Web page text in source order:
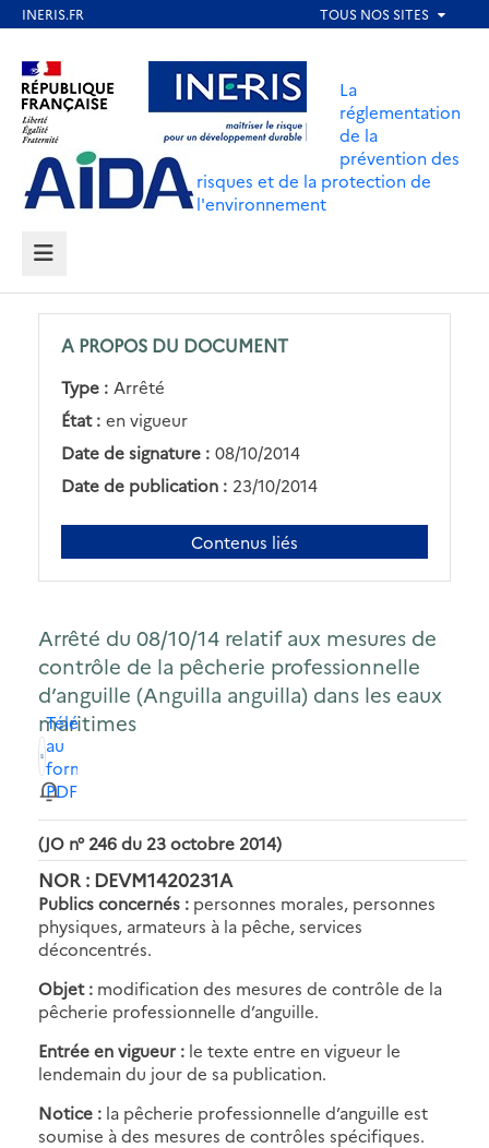
contenu
principal
Aller au contenu Aller au menu
Aller au pied de page
La
réglementation
de la
prévention des
risques et de la protection de
l'environnement
MENU
A PROPOS DU DOCUMENT
Type : Arrêté
État : en vigueur
Date de signature : 08/10/2014
Date de publication : 23/10/2014
Contenus liés
Arrêté du 08/10/14 relatif aux mesures de
contrôle de la pêcherie professionnelle
d’anguille (Anguilla anguilla) dans les eaux
maritimes
Télécharger
au
format
PDF
(JO n° 246 du 23 octobre 2014)
NOR : DEVM1420231A
Publics concernés : personnes morales, personnes
physiques, armateurs à la pêche, services
déconcentrés.
Objet : modification des mesures de contrôle de la
pêcherie professionnelle d’anguille.
Entrée en vigueur : le texte entre en vigueur le
lendemain du jour de sa publication.
Notice : la pêcherie professionnelle d’anguille est
soumise à des mesures de contrôles spécifiques.